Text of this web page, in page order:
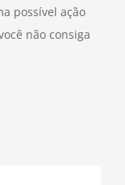
possível ação
não consiga